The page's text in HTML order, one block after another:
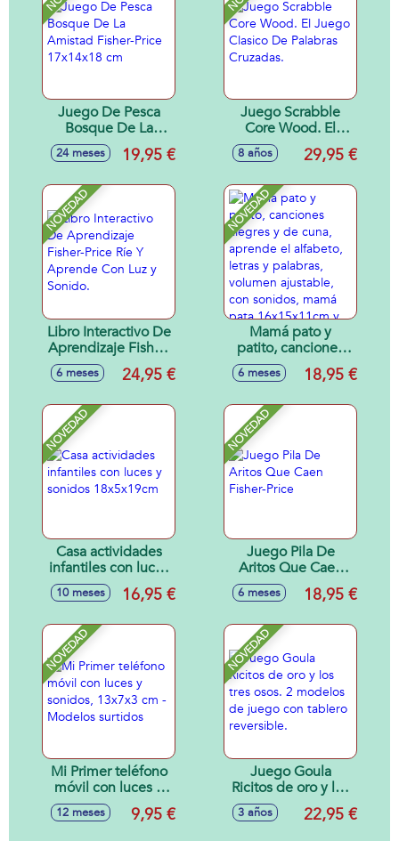
Juego De Pesca
Bosque De La
Amistad Fisher-
Price 17x14x18 cm
24 meses 19,95 €
Juego Scrabble
Core Wood. El
Juego Clasico De
Palabras Cruzadas.
8 años 29,95 €
NOVEDAD
Libro Interactivo De
Aprendizaje Fisher-
Price Ríe Y
Aprende Con Luz y
6 meses 24,95 €
NOVEDAD
Mamá pato y
patito, canciones
alegres y de cuna,
aprende el
palabras, volumen
ajustable, con
sonidos, mamá
pata 16x15x11cm y
patito 6x6x4cm
6 meses 18,95 €
NOVEDAD
Casa actividades
infantiles con luces
y sonidos
18x5x19cm
10 meses 16,95 €
NOVEDAD
Juego Pila De
Aritos Que Caen
Fisher-Price
6 meses 18,95 €
NOVEDAD
Mi Primer teléfono
móvil con luces y
sonidos, 13x7x3
cm - Modelos
12 meses 9,95 €
NOVEDAD
Juego Goula
Ricitos de oro y los
tres osos. 2
modelos de juego
3 años 22,95 €